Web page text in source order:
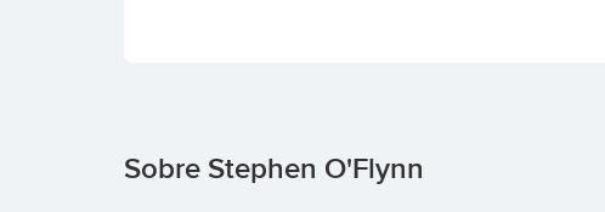
Sobre Stephen O'Flynn